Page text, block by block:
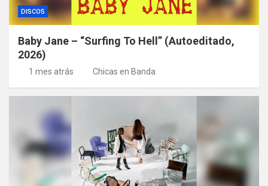
DISCOS
Baby Jane – “Surfing To Hell” (Autoeditado,
2026)
1 mes atrás Chicas en Banda